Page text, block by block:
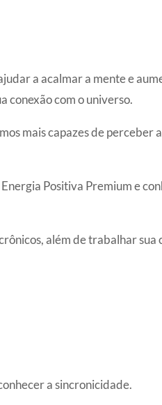
a acalmar a mente e
conexão com o universo.
mais capazes de perceber
Positiva Premium e
além de trabalhar sua
a sincronicidade.